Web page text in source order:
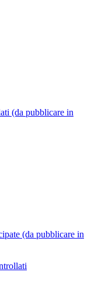
(da pubblicare in
(da pubblicare in